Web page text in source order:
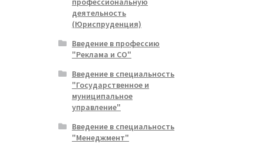
деятельность
(Юриспруденция)
Введение в профессию
"Реклама и СО"
Введение в специальность
"Государственное и
муниципальное
управление"
Введение в специальность
"Менеджмент"